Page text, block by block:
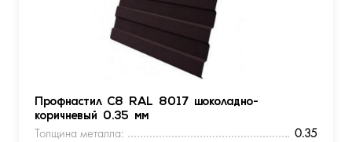
Профнастил С8 RAL 8017 шоколадно-
коричневый 0.35 мм
Толщина металла:
0.35